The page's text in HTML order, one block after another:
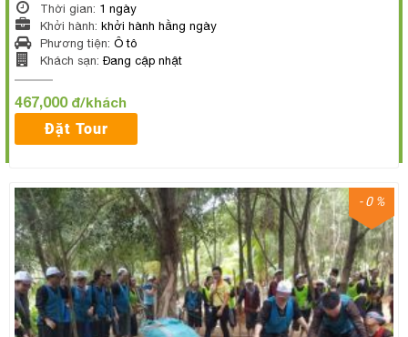
Thời gian: 1 ngày
Khởi hành: khởi hành hằng ngày
Phương tiện: Ô tô
Khách sạn: Đang cập nhật
467,000 đ/khách
Đặt Tour
- 0 %